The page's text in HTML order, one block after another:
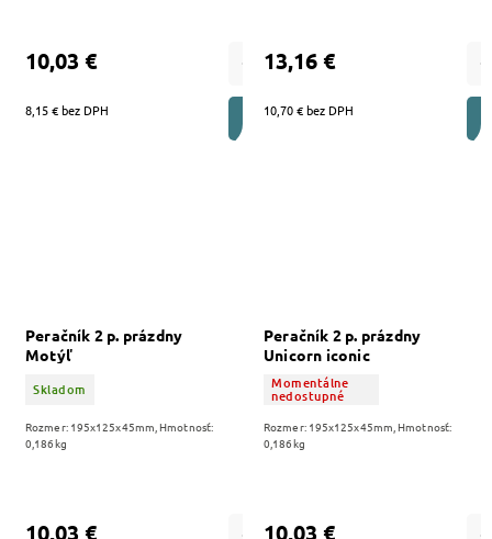
8,15 € bez DPH
10,03 €
DO KOŠÍKA
10,70 € bez DPH
13,16 €
Peračník 2 p. prázdny
Motýľ
Skladom
10,03 €
Rozmer: 195x125x45mm, Hmotnosť:
0,186kg
Peračník 2 p. prázdny
Unicorn iconic
Momentálne
nedostupné
10,03 €
Rozmer: 195x125x45mm, Hmotnosť:
0,186kg